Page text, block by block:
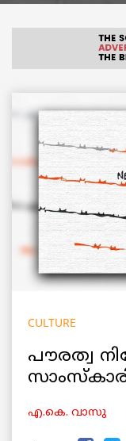
CULTURE
പൗരത്വ
എ.കെ. വാസു